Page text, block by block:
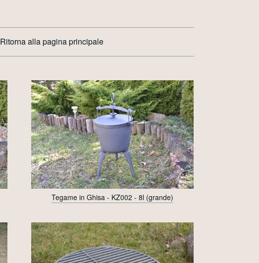
Ritorna alla pagina principale
Tegame in Ghisa - KZ002 - 8l (grande)